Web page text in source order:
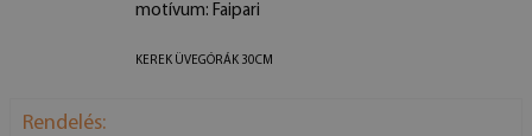
motívum: Faipari
KEREK ÜVEGÓRÁK 30CM
Rendelés: